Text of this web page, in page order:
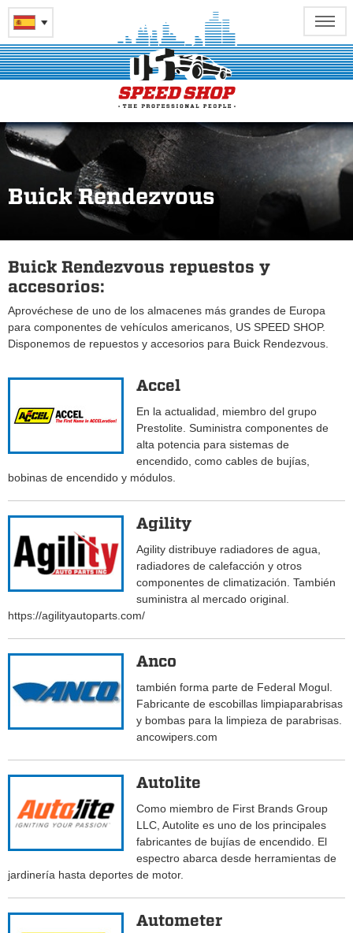
Buick Rendezvous
Buick Rendezvous repuestos y
accesorios:
Aprovéchese de uno de los almacenes más grandes de Europa
para componentes de vehículos americanos, US SPEED SHOP.
Disponemos de repuestos y accesorios para Buick Rendezvous.
Accel
En la actualidad, miembro del grupo
Prestolite. Suministra componentes de
alta potencia para sistemas de
encendido, como cables de bujías,
bobinas de encendido y módulos.
Agility
Agility distribuye radiadores de agua,
radiadores de calefacción y otros
componentes de climatización. También
suministra al mercado original.
https://agilityautoparts.com/
Anco
también forma parte de Federal Mogul.
Fabricante de escobillas limpiaparabrisas
y bombas para la limpieza de parabrisas.
ancowipers.com
Autolite
Como miembro de First Brands Group
LLC, Autolite es uno de los principales
fabricantes de bujías de encendido. El
espectro abarca desde herramientas de
jardinería hasta deportes de motor.
Autometer